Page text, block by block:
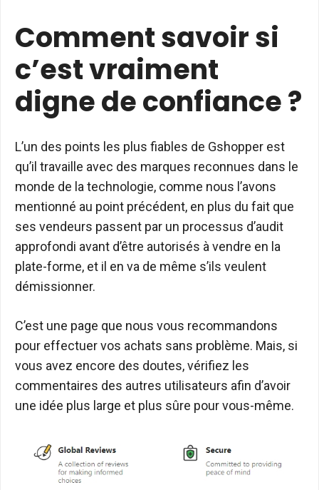
Comment savoir si
c’est vraiment
digne de confiance ?
L’un des points les plus fiables de Gshopper est
qu’il travaille avec des marques reconnues dans le
monde de la technologie, comme nous l’avons
mentionné au point précédent, en plus du fait que
ses vendeurs passent par un processus d’audit
approfondi avant d’être autorisés à vendre en la
plate-forme, et il en va de même s’ils veulent
démissionner.
C’est une page que nous vous recommandons
pour effectuer vos achats sans problème. Mais, si
vous avez encore des doutes, vérifiez les
commentaires des autres utilisateurs afin d’avoir
une idée plus large et plus sûre pour vous-même.